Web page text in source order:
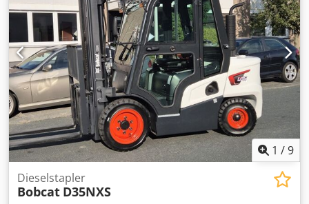
1 /9
Dieselstapler
Bobcat D35NXS